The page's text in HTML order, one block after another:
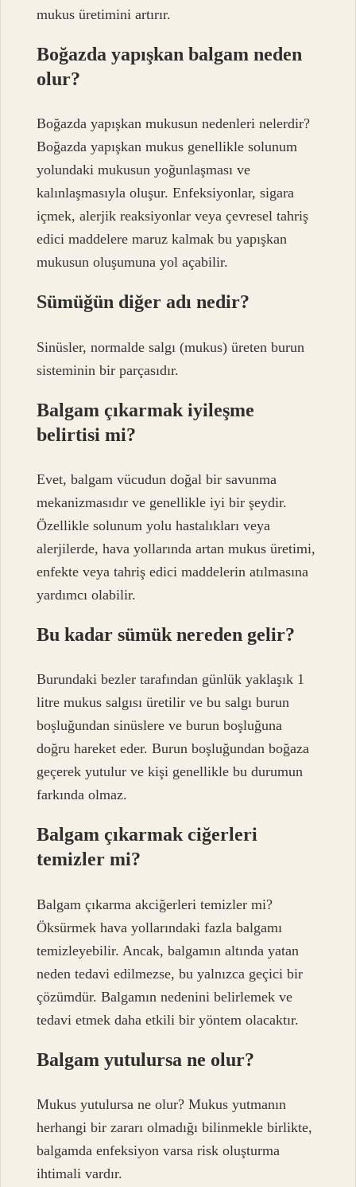
mukus üretimini artırır.
Boğazda yapışkan balgam neden
olur?
Boğazda yapışkan mukusun nedenleri nelerdir?
Boğazda yapışkan mukus genellikle solunum
yolundaki mukusun yoğunlaşması ve
kalınlaşmasıyla oluşur. Enfeksiyonlar, sigara
içmek, alerjik reaksiyonlar veya çevresel tahriş
edici maddelere maruz kalmak bu yapışkan
mukusun oluşumuna yol açabilir.
Sümüğün diğer adı nedir?
Sinüsler, normalde salgı (mukus) üreten burun
sisteminin bir parçasıdır.
Balgam çıkarmak iyileşme
belirtisi mi?
Evet, balgam vücudun doğal bir savunma
mekanizmasıdır ve genellikle iyi bir şeydir.
Özellikle solunum yolu hastalıkları veya
alerjilerde, hava yollarında artan mukus üretimi,
enfekte veya tahriş edici maddelerin atılmasına
yardımcı olabilir.
Bu kadar sümük nereden gelir?
Burundaki bezler tarafından günlük yaklaşık 1
litre mukus salgısı üretilir ve bu salgı burun
boşluğundan sinüslere ve burun boşluğuna
doğru hareket eder. Burun boşluğundan boğaza
geçerek yutulur ve kişi genellikle bu durumun
farkında olmaz.
Balgam çıkarmak ciğerleri
temizler mi?
Balgam çıkarma akciğerleri temizler mi?
Öksürmek hava yollarındaki fazla balgamı
temizleyebilir. Ancak, balgamın altında yatan
neden tedavi edilmezse, bu yalnızca geçici bir
çözümdür. Balgamın nedenini belirlemek ve
tedavi etmek daha etkili bir yöntem olacaktır.
Balgam yutulursa ne olur?
Mukus yutulursa ne olur? Mukus yutmanın
herhangi bir zararı olmadığı bilinmekle birlikte,
balgamda enfeksiyon varsa risk oluşturma
ihtimali vardır.